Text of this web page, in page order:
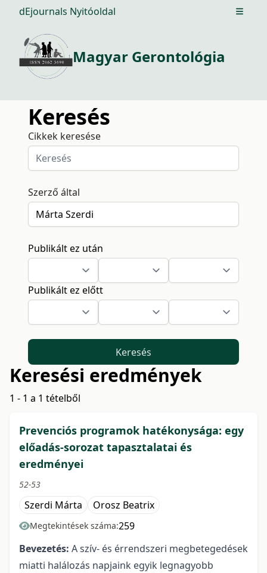
dEjournals Nyitóoldal Open
Magyar Gerontológia
Keresés
Cikkek keresése
Szerző által
Publikált ez után
Publikált ez előtt
Keresés
Keresési eredmények
1 - 1 a 1 tételből
Prevenciós programok hatékonysága: egy
előadás-sorozat tapasztalatai és
eredményei
52-53
Szerdi Márta Orosz Beatrix
Megtekintések száma:259
Bevezetés: A szív- és érrendszeri megbetegedések
miatti halálozás napjaink egyik legnagyobb